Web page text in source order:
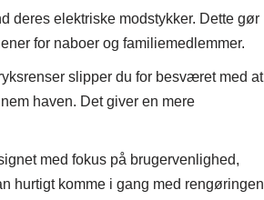
deres elektriske modstykker. Dette gør
for naboer og familiemedlemmer.
slipper du for besværet med at
haven. Det giver en mere
med fokus på brugervenlighed,
hurtigt komme i gang med rengøringen